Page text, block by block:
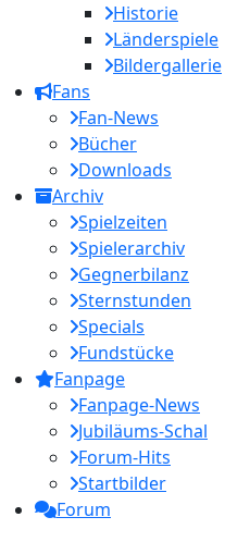
Historie
Länderspiele
Bildergallerie
Fans
Fan-News
Bücher
Downloads
Archiv
Spielzeiten
Spielerarchiv
Gegnerbilanz
Sternstunden
Specials
Fundstücke
Fanpage
Fanpage-News
Jubiläums-Schal
Forum-Hits
Startbilder
Forum